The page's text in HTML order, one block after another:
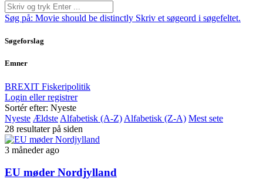
Søg på: Movie should be distinctly Skriv et søgeord i søgefeltet.
Søgeforslag
Emner
BREXIT Fiskeripolitik
Login eller registrer
Sortér efter: Nyeste
Nyeste Ældste Alfabetisk (A-Z) Alfabetisk (Z-A) Mest sete
28 resultater på siden
3 måneder ago
EU møder Nordjylland